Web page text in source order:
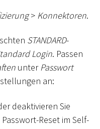
> Konnektoren.
STANDARD-
Login. Passen
unterPasswort
an:
deaktivieren Sie
Reset im Self-